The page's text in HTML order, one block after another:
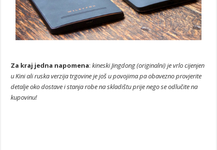
Za kraj jedna napomena:kineski Jingdong (originalni) je vrlo cijenjen
u Kini ali ruska verzija trgovine je još u povojima pa obavezno provjerite
detalje oko dostave i stanja robe na skladištu prije nego se odlučite na
kupovinu!